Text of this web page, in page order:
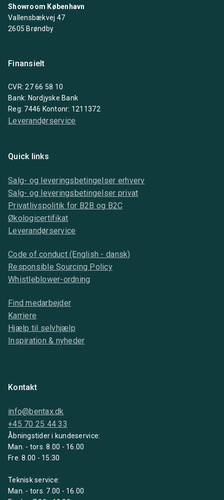
Showroom København
Vallensbækvej 47
2605 Brøndby
Finansielt
CVR: 27 66 58 10
Bank: Nordjyske Bank
Reg: 7446 Kontonr: 1211372
Leverandørservice
Quick links
Salg- og leveringsbetingelser erhverv
Salg- og leveringsbetingelser privat
Privatlivspolitik for B2B og B2C
Økologicertifikat
Leverandørservice
Code of conduct (English - dansk)
Responsible Sourcing Policy
Whistleblower-ordning
Find medarbejder
Karriere
Hjælp til selvhjælp
Inspiration & nyheder
Kontakt
info@bentax.dk
+45 70 25 44 33
Åbningstider i kundeservice:
Man. - tors. 8.00 - 16.00
Fre. 8.00 - 15:30
Teknisk service:
Man. - tors. 7.00 - 16.00